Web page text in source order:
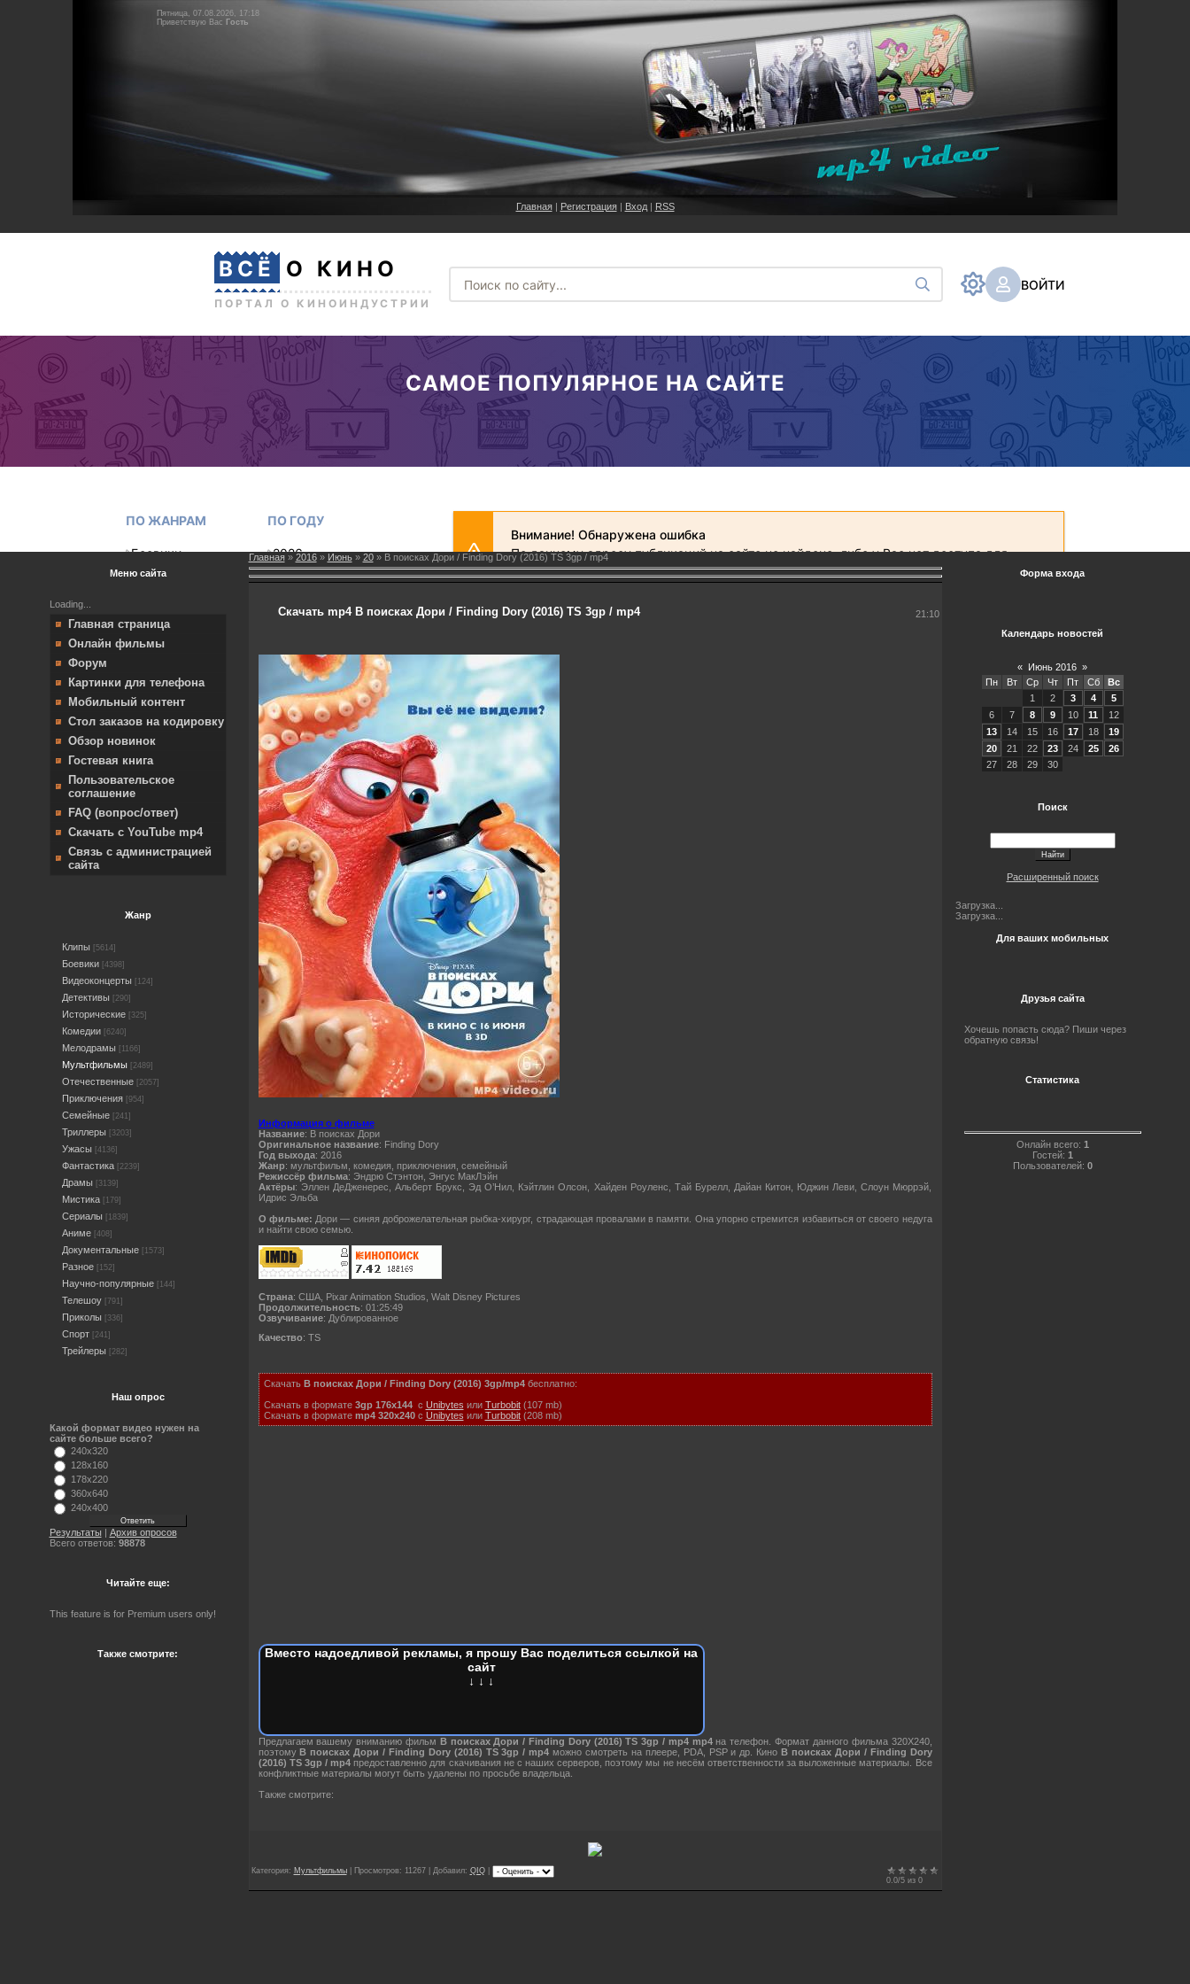
Пятница, 07.08.2026, 17:18
Приветствую Вас Гость
Главная| Регистрация| Вход| RSS
Меню сайта
Loading...
Главная страница
Онлайн фильмы
Форум
Картинки для телефона
Мобильный контент
Стол заказов на кодировку
Обзор новинок
Гостевая книга
Пользовательское
соглашение
FAQ (вопрос/ответ)
Скачать с YouTube mp4
Связь с администрацией
сайта
Жанр
Клипы [5614]
Боевики [4398]
Видеоконцерты [124]
Детективы [290]
Исторические [325]
Комедии [6240]
Мелодрамы [1166]
Мультфильмы [2489]
Отечественные [2057]
Приключения [954]
Семейные [241]
Триллеры [3203]
Ужасы [4136]
Фантастика [2239]
Драмы [3139]
Мистика [179]
Сериалы [1839]
Аниме [408]
Документальные [1573]
Разное [152]
Научно-популярные [144]
Телешоу [791]
Приколы [336]
Спорт [241]
Трейлеры [282]
Наш опрос
Какой формат видео нужен на
сайте больше всего?
240x320
128x160
178x220
360x640
240x400
Результаты | Архив опросов
Всего ответов: 98878
Читайте еще:
This feature is for Premium users only!
Также смотрите:
Главная» 2016 » Июнь » 20» В поисках Дори / Finding Dory (2016) TS 3gp / mp4
Скачать mp4 В поисках Дори / Finding Dory (2016) TS 3gp / mp4 21:10
Информация о фильме
Название: В поисках Дори
Оригинальное название: Finding Dory
Год выхода: 2016
Жанр: мультфильм, комедия, приключения, семейный
Режиссёр фильма: Эндрю Стэнтон, Энгус МакЛэйн
Актёры: Эллен ДеДженерес, Альберт Брукс, Эд О’Нил, Кэйтлин Олсон, Хайден Роуленс, Тай Бурелл, Дайан Китон, Юджин Леви, Слоун Мюррэй,
Идрис Эльба
О фильме: Дори — синяя доброжелательная рыбка-хирург, страдающая провалами в памяти. Она упорно стремится избавиться от своего недуга
и найти свою семью.
Страна: США, Pixar Animation Studios, Walt Disney Pictures
Продолжительность: 01:25:49
Озвучивание: Дублированное
Качество: TS
Скачать В поисках Дори / Finding Dory (2016) 3gp/mp4бесплатно:
Скачать в формате 3gp 176x144с Unibytes или Turbobit(107 mb)
Скачать в формате mp4 320x240с Unibytes или Turbobit(208 mb)
Вместо надоедливой рекламы, я прошу Вас поделиться ссылкой на
сайт
↓ ↓ ↓
Предлагаем вашему вниманию фильм В поисках Дори / Finding Dory (2016) TS 3gp / mp4 mp4на телефон. Формат данного фильма 320X240,
поэтому В поисках Дори / Finding Dory (2016) TS 3gp / mp4 можно смотреть на плеере, PDA, PSP и др. Кино В поисках Дори / Finding Dory
(2016) TS 3gp / mp4 предоставленно для скачивания не с наших серверов, поэтому мы не несём ответственности за выложенные материалы. Все
конфликтные материалы могут быть удалены по просьбе владельца.
Также смотрите:
Категория: Мультфильмы| Просмотров: 11267 | Добавил: QIQ|
0.0/5из 0
Форма входа
Календарь новостей
« Июнь 2016 »
Пн
Вт Ср Чт Пт Сб
Вс
1
2 3 4
5
6
7 8 9 10 11
12
13
14 15 16 17 18
19
20
21 22 23 24 25
26
27
28 29 30
Поиск
Расширенный поиск
Загрузка...
Загрузка...
Для ваших мобильных
Друзья сайта
Хочешь попасть сюда? Пиши через
обратную связь!
Статистика
Онлайн всего: 1
Гостей: 1
Пользователей: 0